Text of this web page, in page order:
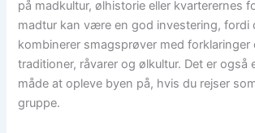
på madkultur, ølhistorie eller kvarterernes
madtur kan være en god investering, fordi
kombinerer smagsprøver med forklaringer
traditioner, råvarer og ølkultur. Det er også
måde at opleve byen på, hvis du rejser
gruppe.